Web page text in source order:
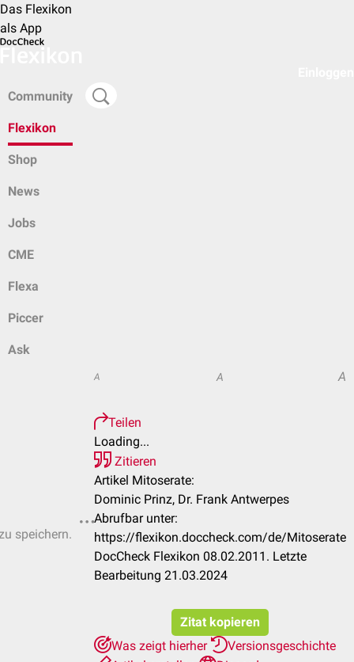
Das Flexikon
als App
Community
Flexikon
Shop
News
Jobs
CME
Flexa
Piccer
Ask
speichern.
A A A
Teilen
Loading...
Zitieren
Artikel Mitoserate:
Dominic Prinz, Dr. Frank Antwerpes
Abrufbar unter:
https://flexikon.doccheck.com/de/Mitoserate
DocCheck Flexikon 08.02.2011. Letzte
Bearbeitung 21.03.2024
Zitat kopieren
Was zeigt hierher
Versionsgeschichte